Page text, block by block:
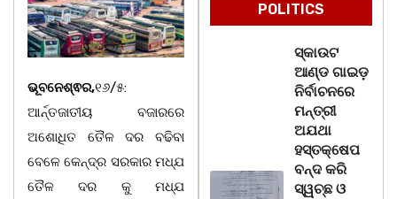
ଭୂବନେଶ୍ଵର,୧୬/୫:
ଆର୍ନ୍ତଜାତୀୟ ବଜାରରେ
ଅଶୋଧିତ ତୈଳ ଦର ବଢିବା
ବେଳେ କେନ୍ଦ୍ର ସରକାର ମଧ୍ଯ
ତୈଳ ଦର କୁ ମଧ୍ଯ
POLITICS
ସ୍କାଉଟ
ଆଣ୍ଡ ଗାଇଡ଼
ନିର୍ବାଚନରେ
ମନ୍ତ୍ରୀ
ଅଯଥା
ହସ୍ତକ୍ଷେପ
ବନ୍ଦ କରି
ସ୍ୱଚ୍ଛ ଓ